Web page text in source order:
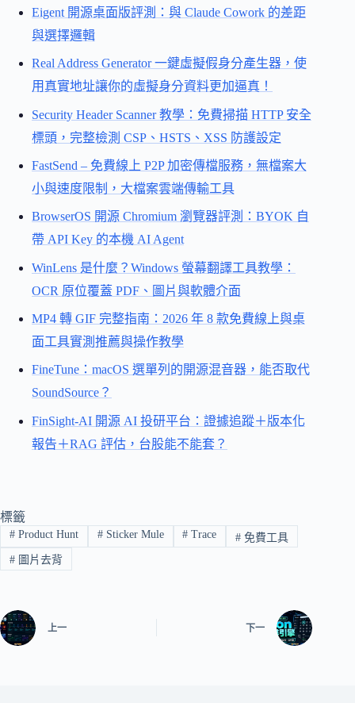
Eigent 開源桌面版評測：與 Claude Cowork 的差距
與選擇邏輯
Real Address Generator 一鍵虛擬假身分產生器，使
用真實地址讓你的虛擬身分資料更加逼真！
Security Header Scanner 教學：免費掃描 HTTP 安全
標頭，完整檢測 CSP、HSTS、XSS 防護設定
FastSend – 免費線上 P2P 加密傳檔服務，無檔案大
小與速度限制，大檔案雲端傳輸工具
BrowserOS 開源 Chromium 瀏覽器評測：BYOK 自
帶 API Key 的本機 AI Agent
WinLens 是什麼？Windows 螢幕翻譯工具教學：
OCR 原位覆蓋 PDF、圖片與軟體介面
MP4 轉 GIF 完整指南：2026 年 8 款免費線上與桌
面工具實測推薦與操作教學
FineTune：macOS 選單列的開源混音器，能否取代
SoundSource？
FinSight-AI 開源 AI 投研平台：證據追蹤＋版本化
報告＋RAG 評估，台股能不能套？
標籤
#Product Hunt #Sticker Mule # Trace # 免費工具
#圖片去背
上一 下一